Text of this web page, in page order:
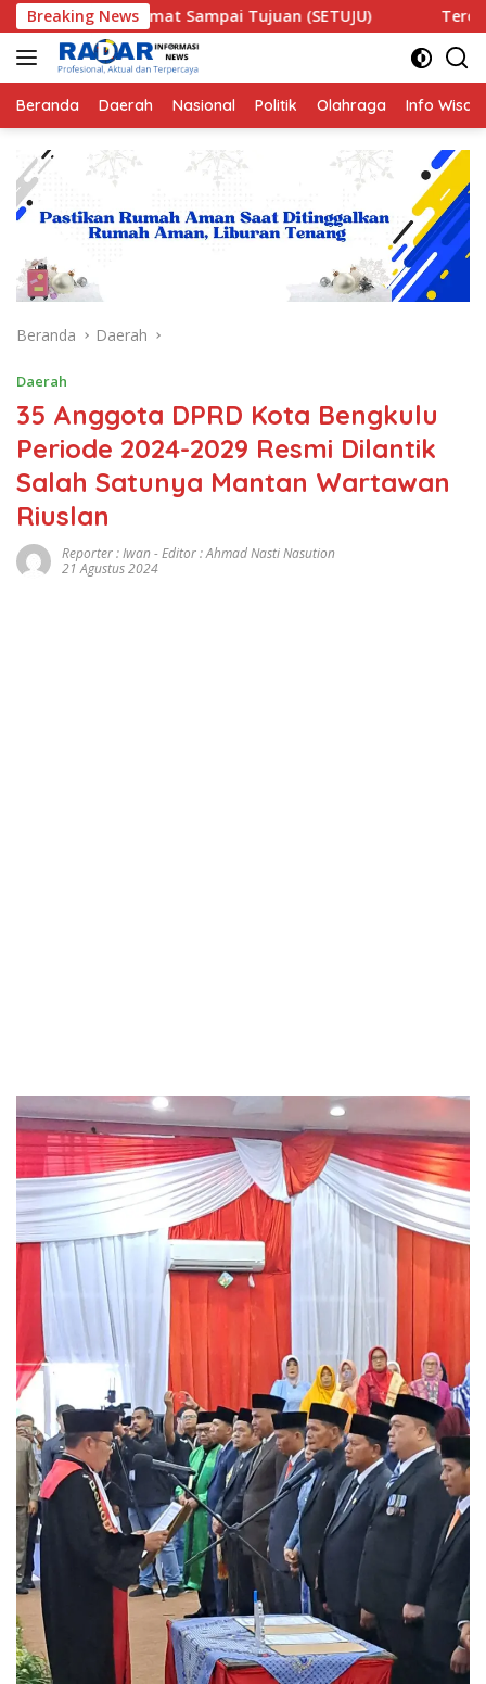
Langsung
ke
konten
Breaking News
Sampai Tujuan (SETUJU) Teror Makhluk Astral
Beranda Daerah Nasional Politik Olahraga Info
Beranda Daerah
Daerah
35 Anggota DPRD Kota Bengkulu
Periode 2024-2029 Resmi Dilantik
Salah Satunya Mantan Wartawan
Riuslan
Reporter : Iwan - Editor : Ahmad Nasti Nasution
21 Agustus 2024